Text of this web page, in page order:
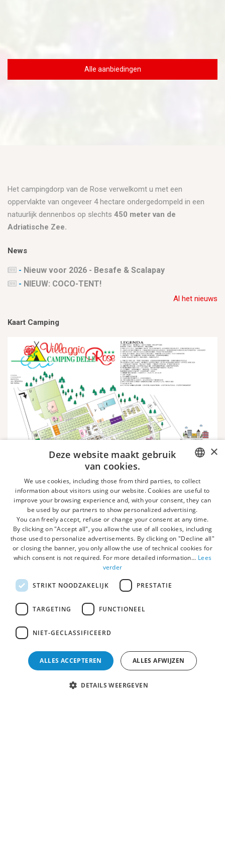
Alle aanbiedingen
Het campingdorp van de Rose verwelkomt u met een
oppervlakte van ongeveer 4 hectare ondergedompeld in een
natuurlijk dennenbos op slechts 450 meter van de
Adriatische Zee.
News
- Nieuw voor 2026 - Besafe & Scalapay
- NIEUW: COCO-TENT!
Al het nieuws
Kaart Camping
Gebruik de schuif om de kaart te vergroten en verplaats deze
met de muisOpen
ACQUA DI BALNEAZIONE CLASSIFICATA ECCELLENTE
Blijf op de hoogte van onze last minute aanbiedingen,
nieuws over onze faciliteiten en initiatieven speciaal
gemaakt om uw vakantie onvergetelijk te maken!
ITALIAN
ENGLISH
GERMAN
DUTCH
FRENCH
×
Deze website maakt gebruik
van cookies.
We use cookies, including those from third parties, to collect
information about visitors using our website. Cookies are useful to
improve your browsing experience and, with your consent, they can
be used by our partners to show personalized advertising.
You can freely accept, refuse or change your consent at any time.
By clicking on "Accept all", you allow the use of all cookies, including
those used to personalize advertisements. By clicking on "Decline all"
or closing the banner, you only allow the use of technical cookies for
which consent is not required. For more detailed information... Lees
verder
STRIKT NOODZAKELIJK PRESTATIE
TARGETING FUNCTIONEEL
NIET-GECLASSIFICEERD
ALLES ACCEPTEREN ALLES AFWIJZEN
DETAILS WEERGEVEN